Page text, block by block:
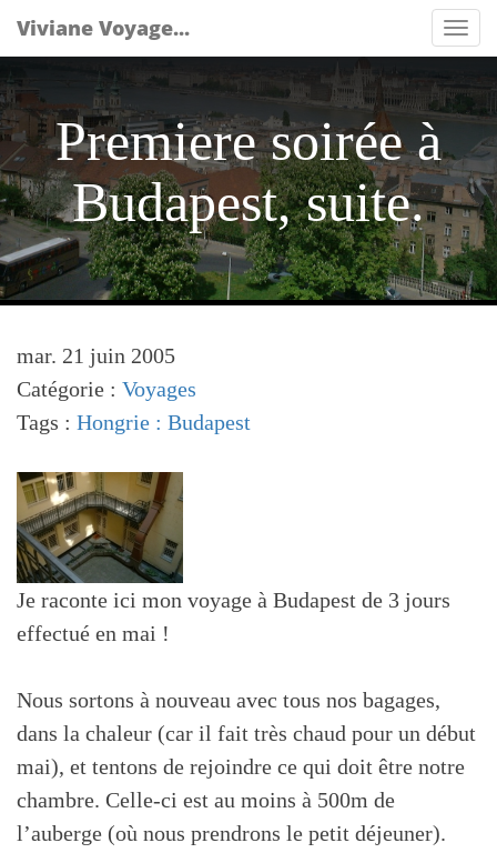
Viviane Voyage...
Premiere soirée à
Budapest, suite.
mar. 21 juin 2005
Catégorie : Voyages
Tags : Hongrie : Budapest
Je raconte ici mon voyage à Budapest de 3 jours
effectué en mai !
Nous sortons à nouveau avec tous nos bagages,
dans la chaleur (car il fait très chaud pour un début
mai), et tentons de rejoindre ce qui doit être notre
chambre. Celle-ci est au moins à 500m de
l’auberge (où nous prendrons le petit déjeuner).